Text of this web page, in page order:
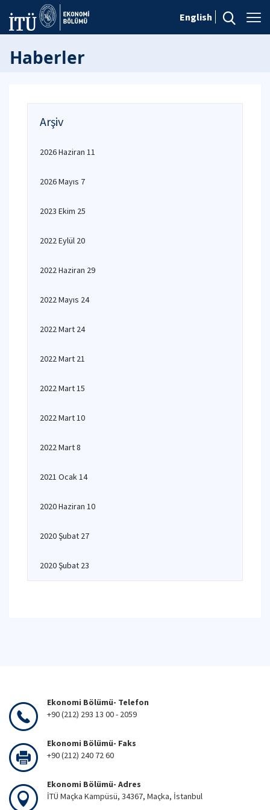
English
Haberler
Arşiv
2026 Haziran 11
2026 Mayıs 7
2023 Ekim 25
2022 Eylül 20
2022 Haziran 29
2022 Mayıs 24
2022 Mart 24
2022 Mart 21
2022 Mart 15
2022 Mart 10
2022 Mart 8
2021 Ocak 14
2020 Haziran 10
2020 Şubat 27
2020 Şubat 23
Ekonomi Bölümü- Telefon
+90 (212) 293 13 00 - 2059
Ekonomi Bölümü- Faks
+90 (212) 240 72 60
Ekonomi Bölümü- Adres
İTÜ Maçka Kampüsü, 34367, Maçka, İstanbul